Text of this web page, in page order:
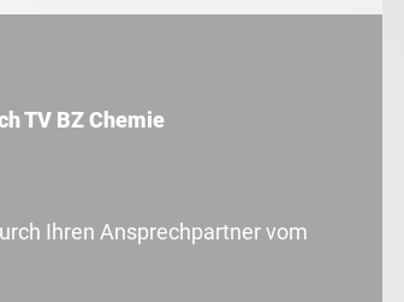
TV BZ Chemie
Ihren Ansprechpartner vom